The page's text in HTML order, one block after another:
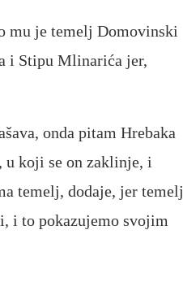
mu je temelj Domovinski
i Stipu Mlinarića jer,
onda pitam Hrebaka
u koji se on zaklinje, i
temelj, dodaje, jer temelj
i to pokazujemo svojim